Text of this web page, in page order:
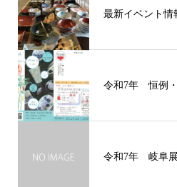
最新イベント情
令和7年 恒例
令和7年 岐阜